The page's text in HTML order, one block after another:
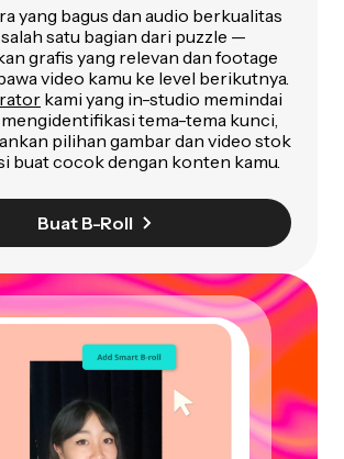
yang bagus dan audio berkualitas
satu bagian dari puzzle —
grafis yang relevan dan footage
video kamu ke level berikutnya.
kami yang in-studio memindai
tema-tema kunci,
pilihan gambar dan video stok
buat cocok dengan konten kamu.
Buat B-Roll